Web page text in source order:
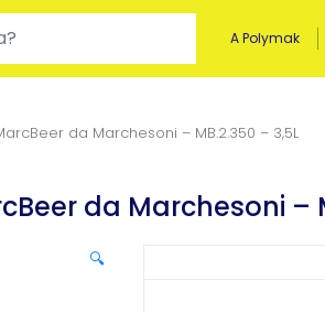
A Polymak
da Marchesoni – MB.2.350 – 3,5L
da Marchesoni –
🔍